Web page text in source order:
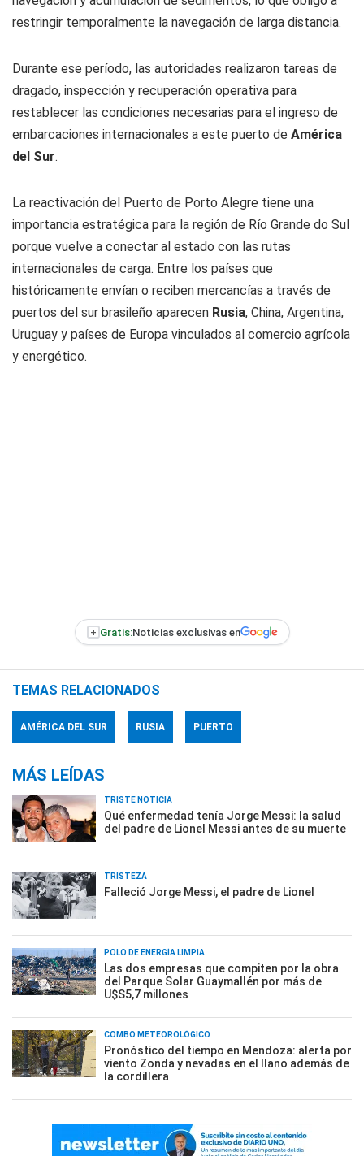
restringir temporalmente la navegación de larga distancia.
Durante ese período, las autoridades realizaron tareas de
dragado, inspección y recuperación operativa para
restablecer las condiciones necesarias para el ingreso de
embarcaciones internacionales a este puerto de América
del Sur.
La reactivación del Puerto de Porto Alegre tiene una
importancia estratégica para la región de Río Grande do Sul
porque vuelve a conectar al estado con las rutas
internacionales de carga. Entre los países que
históricamente envían o reciben mercancías a través de
puertos del sur brasileño aparecen Rusia, China, Argentina,
Uruguay y países de Europa vinculados al comercio agrícola
y energético.
+ Gratis:Noticias exclusivas en
TEMAS RELACIONADOS
AMÉRICA DEL SUR RUSIA PUERTO
MÁS LEÍDAS
TRISTE NOTICIA
Qué enfermedad tenía Jorge Messi: la salud
del padre de Lionel Messi antes de su muerte
TRISTEZA
Falleció Jorge Messi, el padre de Lionel
POLO DE ENERGÍA LIMPIA
Las dos empresas que compiten por la obra
del Parque Solar Guaymallén por más de
U$S5,7 millones
COMBO METEOROLÓGICO
Pronóstico del tiempo en Mendoza: alerta por
viento Zonda y nevadas en el llano además de
la cordillera